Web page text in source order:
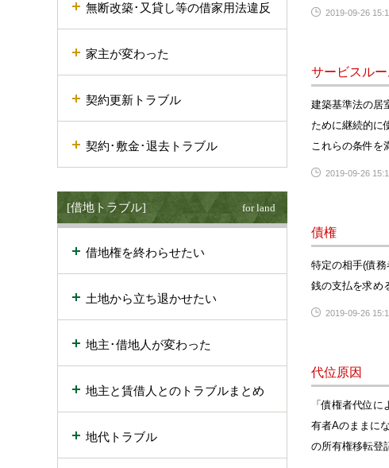
2019-09-26
サービスルー
建築基準法の居
ために継続的に
これらの条件を
2019-09-26
債権
特定の相手(債
銭の支払を求め
2019-09-26
代位原因
「債権者代位
有者Aのままに
の所有権移転登
無断改築･又貸し等の借家用法違反
家主が変わった
契約更新トラブル
契約･敷金･退去トラブル
[借地トラブル] for land
借地権を終わらせたい
土地から立ち退かせたい
地主･借地人が変わった
地主と賃借人とのトラブルまとめ
地代トラブル